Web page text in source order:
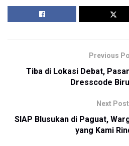
Previous
Tiba di Lokasi Debat,
Dresscode
Next Post
SIAP Blusukan di Paguat,
yang Kami